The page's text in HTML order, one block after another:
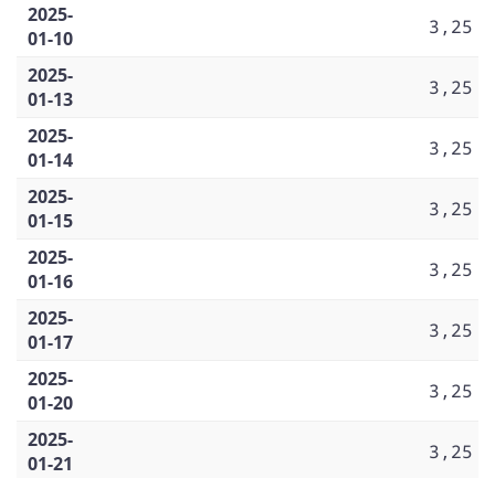
2025-
01-10
3,25
2025-
01-13
3,25
2025-
01-14
3,25
2025-
01-15
3,25
2025-
01-16
3,25
2025-
01-17
3,25
2025-
01-20
3,25
2025-
01-21
3,25